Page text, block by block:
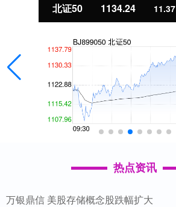
北证50 1134.24 11.37
热点资讯
万银鼎信 美股存储概念股跌幅扩大